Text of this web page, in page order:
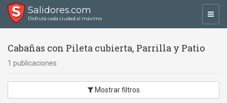
Salidores.com
Disfrutá cada ciudad al máximo
Cabañas con Pileta cubierta, Parrilla y Patio
1 publicaciones
Mostrar filtros